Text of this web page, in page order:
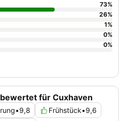
für Cuxhaven
•9,8 Frühstück•9,6
73%
26%
1%
0%
0%